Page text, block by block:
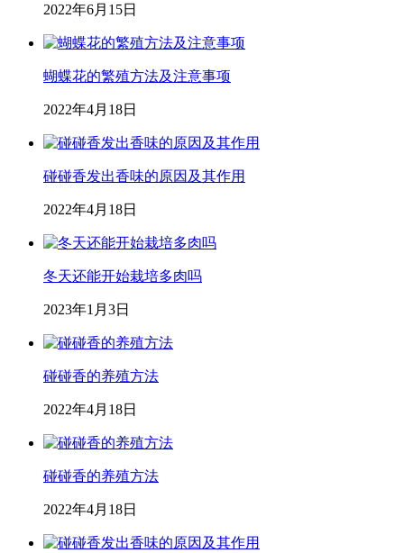
2022年6月15日
蝴蝶花的繁殖方法及注意事项
2022年4月18日
碰碰香发出香味的原因及其作用
2022年4月18日
冬天还能开始栽培多肉吗
2023年1月3日
碰碰香的养殖方法
2022年4月18日
碰碰香的养殖方法
2022年4月18日